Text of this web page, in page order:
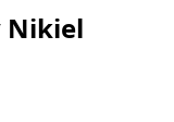
Nikiel